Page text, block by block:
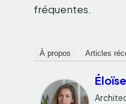
fréquentes.
À propos Articles